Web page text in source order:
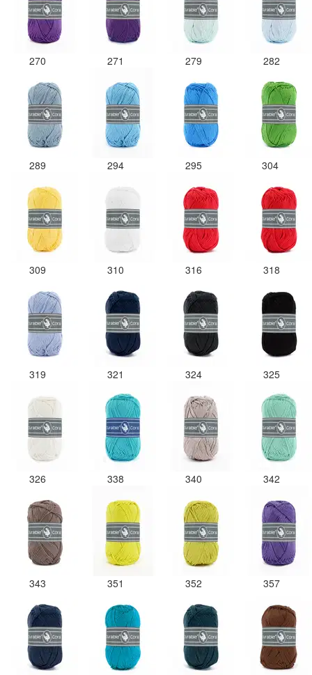
270 271 279 282
289 294 295 304
309 310 316 318
319 321 324 325
326 338 340 342
343 351 352 357